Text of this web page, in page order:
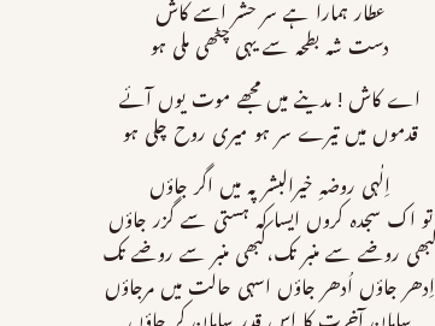
عطار ہمارا ہے سر حشر اسے کاش
دست شہ بطحہ سے یہی چٹھی ملی ہو
اے کاش ! مدینے میں مجھے موت یوں آئے
قدموں میں تیرے سر ہو میری روح چلی ہو
اِلٰہی روضہِ خیرالبشر پہ میں اگر جاؤں
تو اک سجدہ کروں ایسا کہ ہستی سے گزر جاؤں
کبھی روضے سے منبر تک،کبھی منبر سے روضے تک
اِدھر جاؤں اُدھر جاؤں اسہی حالت میں مرجاؤں
سامانِ آخرت کا اس قدر سامان کر جاؤں